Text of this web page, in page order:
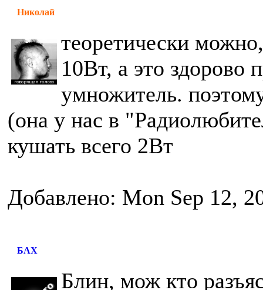
Николай
теоретически
10Вт, а это здорово
умножитель.
(она у нас в
кушать всего 2Вт
Добавлено: Mon Sep 12,
БАХ
Блин, мож кто